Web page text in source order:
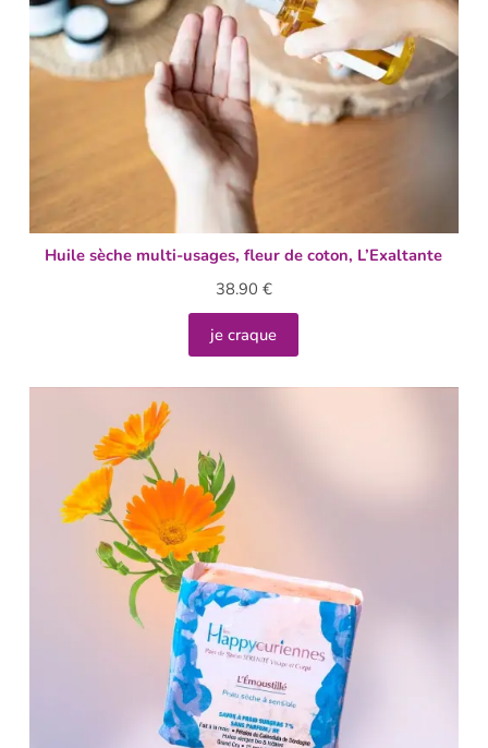
Huile sèche multi-usages, fleur de coton, L’Exaltante
38.90 €
je craque